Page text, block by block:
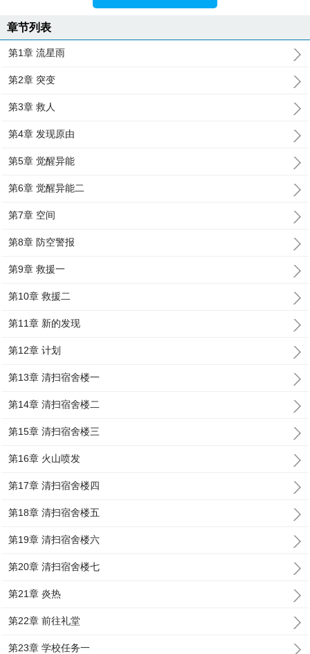
章节列表
第1章 流星雨
第2章 突变
第3章 救人
第4章 发现原由
第5章 觉醒异能
第6章 觉醒异能二
第7章 空间
第8章 防空警报
第9章 救援一
第10章 救援二
第11章 新的发现
第12章 计划
第13章 清扫宿舍楼一
第14章 清扫宿舍楼二
第15章 清扫宿舍楼三
第16章 火山喷发
第17章 清扫宿舍楼四
第18章 清扫宿舍楼五
第19章 清扫宿舍楼六
第20章 清扫宿舍楼七
第21章 炎热
第22章 前往礼堂
第23章 学校任务一